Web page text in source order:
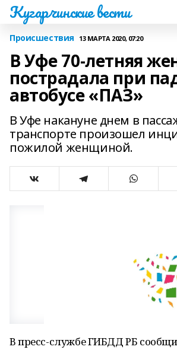
Кугарчинские вести
Происшествия 13 МАРТА 2020, 07:20
В Уфе 70-летняя
пострадала при
автобусе «ПАЗ»
В Уфе накануне днем в
транспорте произошел
пожилой женщиной.
В пресс-службе ГИБДД РБ